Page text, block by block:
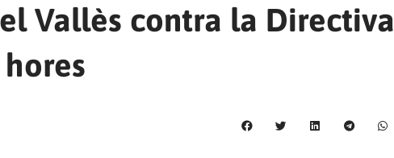
Vallès contra la Directiva